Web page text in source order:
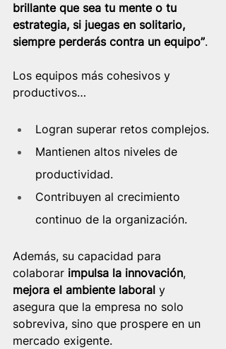
brillante que sea tu mente o tu
estrategia, si juegas en solitario,
siempre perderás contra un equipo”.
Los equipos más cohesivos y
productivos…
Logran superar retos complejos.
Mantienen altos niveles de
productividad.
Contribuyen al crecimiento
continuo de la organización.
Además, su capacidad para
colaborar impulsa la innovación,
mejora el ambiente laboral y
asegura que la empresa no solo
sobreviva, sino que prospere en un
mercado exigente.